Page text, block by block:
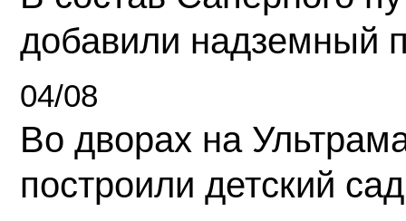
добавили надземный
04/08
Во дворах на
построили детский сад